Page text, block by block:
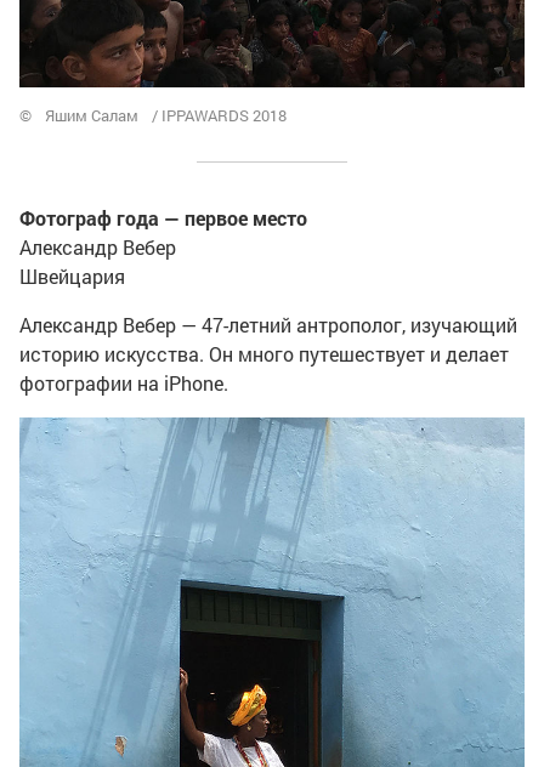
© Яшим Салам / IPPAWARDS 2018
Фотограф года — первое место
Александр Вебер
Швейцария
Александр Вебер — 47-летний антрополог, изучающий
историю искусства. Он много путешествует и делает
фотографии на iPhone.